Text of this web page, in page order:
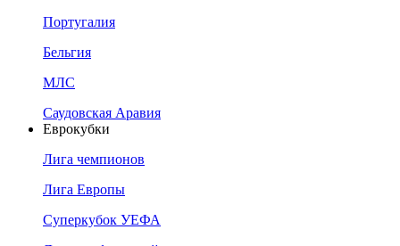
Португалия
Бельгия
МЛС
Саудовская Аравия
Еврокубки
Лига чемпионов
Лига Европы
Суперкубок УЕФА